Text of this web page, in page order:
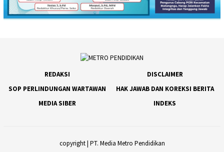
REDAKSI
DISCLAIMER
SOP PERLINDUNGAN WARTAWAN
HAK JAWAB DAN KOREKSI BERITA
MEDIA SIBER
INDEKS
copyright | PT. Media Metro Pendidikan